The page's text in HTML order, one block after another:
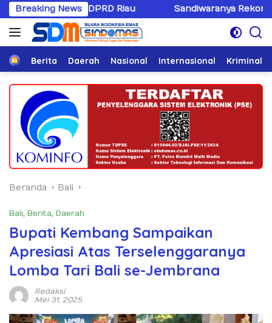
Langsung
ke
konten
Breaking News
Riau Sandiwaranya Rekonsiliasi Hotman
HomeBerita Daerah Nasional Internasional Kriminal
Beranda Bali
Bali, Berita, Daerah
Bupati Kembang Sampaikan
Apresiasi Atas Terselenggaranya
Lomba Tari Bali se-Jembrana
Redaksi
Mei 31, 2025